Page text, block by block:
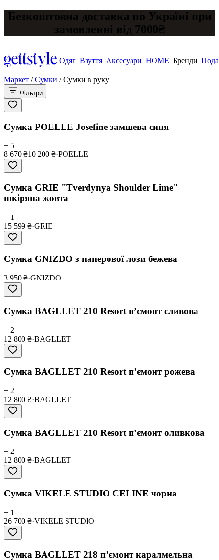
Безкоштовна доставка по Україні при
замовленні від 7000₴
Одяг Взуття Аксесуари HOME Бренди
Маркет /Сумки /Сумки в руку
Фільтри
Сумка POELLE Josefine замшева синя
+ 5
8 670 ₴10 200 ₴·POELLE
Сумка GRIE "Tverdynya Shoulder Lime"
шкіряна жовта
+ 1
15 599 ₴·GRIE
Сумка GNIZDO з паперової лози бежева
3 950 ₴·GNIZDO
Сумка BAGLLET 210 Resort пʼємонт сливова
+ 2
12 800 ₴·BAGLLET
Сумка BAGLLET 210 Resort пʼємонт рожева
+ 2
12 800 ₴·BAGLLET
Сумка BAGLLET 210 Resort пʼємонт оливкова
+ 2
12 800 ₴·BAGLLET
Сумка VIKELE STUDIO CELINE чорна
+ 1
26 700 ₴·VIKELE STUDIO
Сумка BAGLLET 218 пʼємонт каралмельна